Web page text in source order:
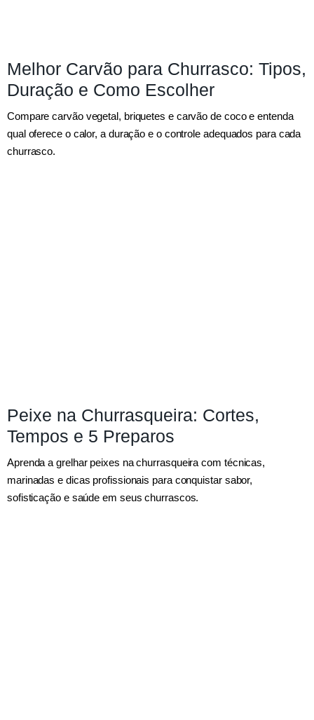
Melhor Carvão para Churrasco: Tipos,
Duração e Como Escolher
Compare carvão vegetal, briquetes e carvão de coco e entenda
qual oferece o calor, a duração e o controle adequados para cada
churrasco.
Peixe na Churrasqueira: Cortes,
Tempos e 5 Preparos
Aprenda a grelhar peixes na churrasqueira com técnicas,
marinadas e dicas profissionais para conquistar sabor,
sofisticação e saúde em seus churrascos.